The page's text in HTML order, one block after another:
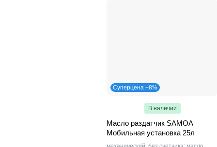
Суперцена −8%
В наличии
Масло раздатчик SAMOA
Мобильная установка 25л